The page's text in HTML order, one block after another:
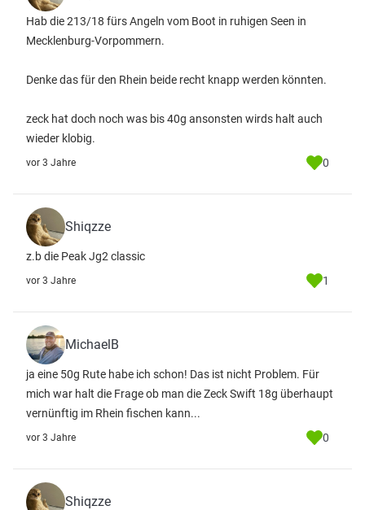
Hab die 213/18 fürs Angeln vom Boot in ruhigen Seen in
Mecklenburg-Vorpommern.
Denke das für den Rhein beide recht knapp werden könnten.
zeck hat doch noch was bis 40g ansonsten wirds halt auch
wieder klobig.
vor 3 Jahre 0
Shiqzze
z.b die Peak Jg2 classic
vor 3 Jahre 1
MichaelB
ja eine 50g Rute habe ich schon! Das ist nicht Problem. Für
mich war halt die Frage ob man die Zeck Swift 18g überhaupt
vernünftig im Rhein fischen kann...
vor 3 Jahre 0
Shiqzze